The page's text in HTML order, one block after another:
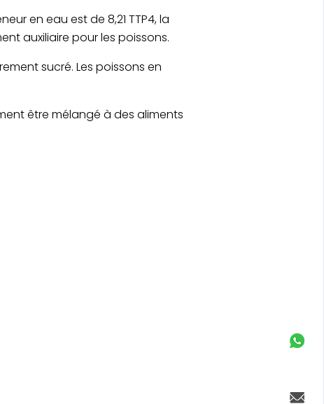
en eau est de 8,21 TTP4, la
auxiliaire pour les poissons.
sucré. Les poissons en
être mélangé à des aliments